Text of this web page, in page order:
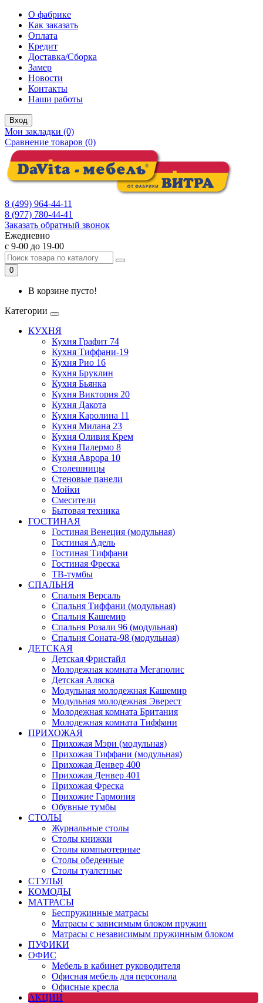
О фабрике
Как заказать
Оплата
Кредит
Доставка/Сборка
Замер
Новости
Контакты
Наши работы
Вход
Мои закладки (0)
Сравнение товаров (0)
8 (499) 964-44-11
8 (977) 780-44-41
Заказать обратный звонок
Ежедневно
с 9-00 до 19-00
0
В корзине пусто!
Категории
КУХНЯ
Кухня Графит 74
Кухня Тиффани-19
Кухня Рио 16
Кухня Бруклин
Кухня Бьянка
Кухня Виктория 20
Кухня Дакота
Кухня Каролина 11
Кухня Милана 23
Кухня Оливия Крем
Кухня Палермо 8
Кухня Аврора 10
Столешницы
Стеновые панели
Мойки
Смесители
Бытовая техника
ГОСТИНАЯ
Гостиная Венеция (модульная)
Гостиная Адель
Гостиная Тиффани
Гостиная Фреска
ТВ-тумбы
СПАЛЬНЯ
Спальня Версаль
Спальня Тиффани (модульная)
Спальня Кашемир
Спальня Розали 96 (модульная)
Спальня Соната-98 (модульная)
ДЕТСКАЯ
Детская Фристайл
Молодежная комната Мегаполис
Детская Аляска
Модульная молодежная Кашемир
Модульная молодежная Эверест
Молодежная комната Британия
Молодежная комната Тиффани
ПРИХОЖАЯ
Прихожая Мэри (модульная)
Прихожая Тиффани (модульная)
Прихожая Денвер 400
Прихожая Денвер 401
Прихожая Фреска
Прихожие Гармония
Обувные тумбы
СТОЛЫ
Журнальные столы
Столы книжки
Столы компьютерные
Столы обеденные
Столы туалетные
СТУЛЬЯ
КОМОДЫ
МАТРАСЫ
Беспружинные матрасы
Матрасы с зависимым блоком пружин
Матрасы с независимым пружинным блоком
ПУФИКИ
ОФИС
Мебель в кабинет руководителя
Офисная мебель для персонала
Офисные кресла
АКЦИИ